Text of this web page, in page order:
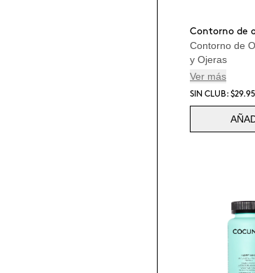
Contorno de
Contorno de
y Ojeras
Ver más
SIN CLUB: $29.95